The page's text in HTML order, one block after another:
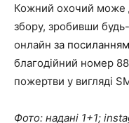
Кожний охочий може
збору, зробивши
онлайн за посиланням
благодійний номер
пожертви у вигляді
Фото: надані 1+1;